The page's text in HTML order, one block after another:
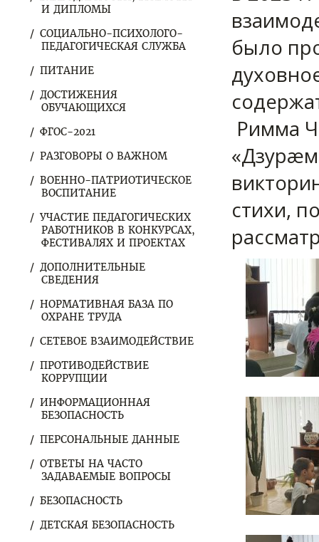
И ДИПЛОМЫ
СОЦИАЛЬНО-ПСИХОЛОГО-
ПЕДАГОГИЧЕСКАЯ СЛУЖБА
ПИТАНИЕ
ДОСТИЖЕНИЯ
ОБУЧАЮЩИХСЯ
ФГОС-2021
РАЗГОВОРЫ О ВАЖНОМ
ВОЕННО-ПАТРИОТИЧЕСКОЕ
ВОСПИТАНИЕ
УЧАСТИЕ ПЕДАГОГИЧЕСКИХ
РАБОТНИКОВ В КОНКУРСАХ,
ФЕСТИВАЛЯХ И ПРОЕКТАХ
ДОПОЛНИТЕЛЬНЫЕ
СВЕДЕНИЯ
НОРМАТИВНАЯ БАЗА ПО
ОХРАНЕ ТРУДА
СЕТЕВОЕ ВЗАИМОДЕЙСТВИЕ
ПРОТИВОДЕЙСТВИЕ
КОРРУПЦИИ
ИНФОРМАЦИОННАЯ
БЕЗОПАСНОСТЬ
ПЕРСОНАЛЬНЫЕ ДАННЫЕ
ОТВЕТЫ НА ЧАСТО
ЗАДАВАЕМЫЕ ВОПРОСЫ
БЕЗОПАСНОСТЬ
ДЕТСКАЯ БЕЗОПАСНОСТЬ
было
Римма
стихи,